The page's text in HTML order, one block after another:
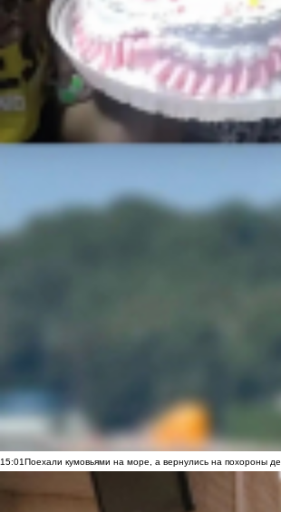
15:01Поехали кумовьями на море, а вернулись на похороны